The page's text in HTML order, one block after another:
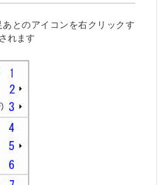
とのアイコンを右クリックす
れます